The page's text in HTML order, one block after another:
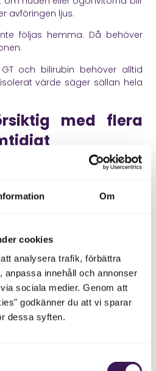
Om
cookies
analysera trafik, förbättra
anpassa innehåll och annonser
sociala medier. Genom att
godkänner du att vi sparar
dessa syften.
avföringen ljus.
följas hemma. Då behöver
GT och bilirubin behöver alltid
värde säger sällan hela
med flera
tillskott innehåller samma
en träningsprodukt. Varje
men tillsammans kan dosen
vitaminer, järn, zink,
mineraler. Det gäller också
kan innehålla liknande
många kosttillskott innehåller
och att kombinationer
för överdosering. Där